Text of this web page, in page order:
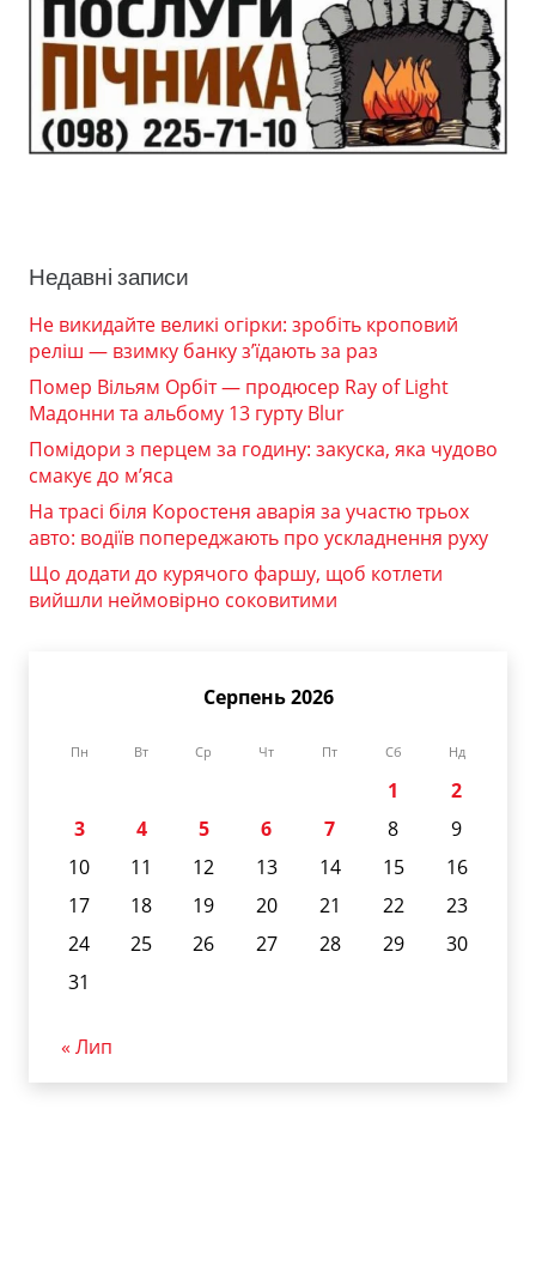
Недавні записи
Не викидайте великі огірки: зробіть кроповий
реліш — взимку банку з’їдають за раз
Помер Вільям Орбіт — продюсер Ray of Light
Мадонни та альбому 13 гурту Blur
Помідори з перцем за годину: закуска, яка чудово
смакує до м’яса
На трасі біля Коростеня аварія за участю трьох
авто: водіїв попереджають про ускладнення руху
Що додати до курячого фаршу, щоб котлети
вийшли неймовірно соковитими
Серпень 2026
Пн Вт Ср Чт Пт Сб Нд
1
2
3
4 5 6 7 8
9
10
11 12 13 14 15
16
17
18 19 20 21 22
23
24
25 26 27 28 29
30
31
« Лип